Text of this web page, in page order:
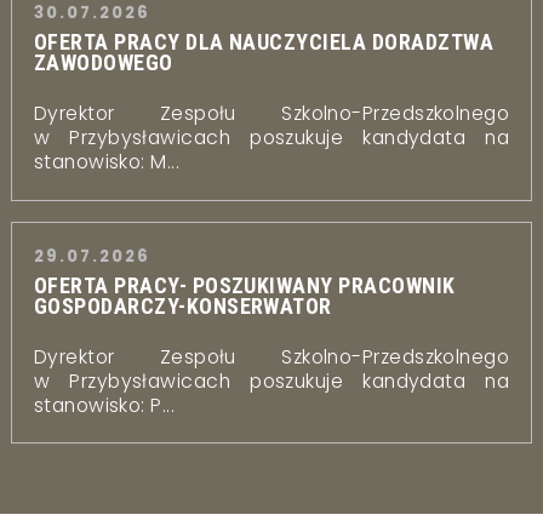
30.07.2026
OFERTA PRACY DLA NAUCZYCIELA DORADZTWA
ZAWODOWEGO
Dyrektor Zespołu Szkolno-Przedszkolnego
w Przybysławicach poszukuje kandydata na
stanowisko: M...
29.07.2026
OFERTA PRACY- POSZUKIWANY PRACOWNIK
GOSPODARCZY-KONSERWATOR
Dyrektor Zespołu Szkolno-Przedszkolnego
w Przybysławicach poszukuje kandydata na
stanowisko: P...